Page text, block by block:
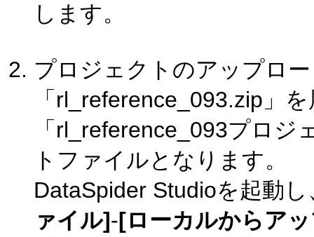
します。
プロジェクトのアップロ
「rl_reference_093.zip」
「rl_reference_093プロ
トファイルとなります。
DataSpider Studioを起動
ァイル]-[ローカルからア